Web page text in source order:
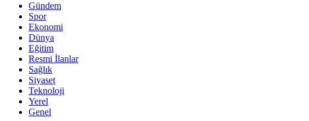
Gündem
Spor
Ekonomi
Dünya
Eğitim
Resmi İlanlar
Sağlık
Siyaset
Teknoloji
Yerel
Genel